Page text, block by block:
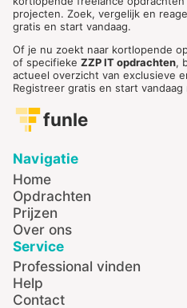
projecten. Zoek, vergelijk en
gratis en start vandaag.
Of je nu zoekt naar kortlopende
of specifieke ZZP IT opdrachten,
actueel overzicht van exclusieve
Registreer gratis en start vandaag
funle
Navigatie
Home
Opdrachten
Prijzen
Over ons
Service
Professional vinden
Help
Contact